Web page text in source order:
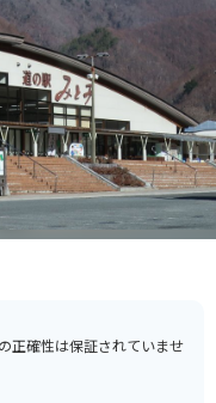
確性は保証されていませ